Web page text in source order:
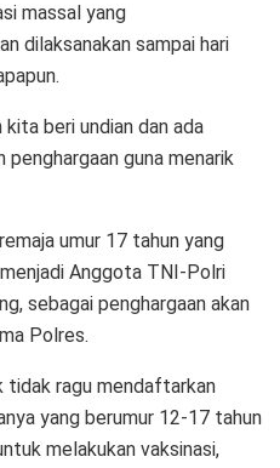
massal yang
dilaksanakan sampai hari
kita beri undian dan ada
penghargaan guna menarik
umur 17 tahun yang
Anggota TNI-Polri
sebagai penghargaan akan
Polres.
tidak ragu mendaftarkan
yang berumur 12-17 tahun
melakukan vaksinasi,